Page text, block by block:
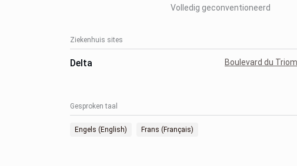
Volledig geconventioneerd
Ziekenhuis sites
Delta
Boulevard du
Gesproken taal
Engels (English) Frans (Français)